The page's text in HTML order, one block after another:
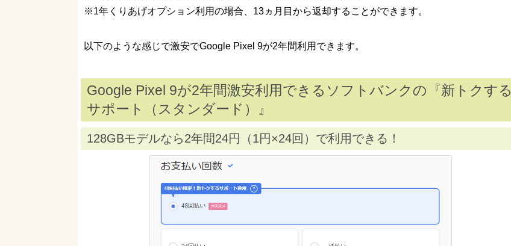
※1年くりあげオプション利用の場合、13ヵ月目から返却することができます。
以下のような感じで激安でGoogle Pixel 9が2年間利用できます。
Google Pixel 9が2年間激安利用できるソフトバンクの『新トクする
サポート（スタンダード）』
128GBモデルなら2年間24円（1円×24回）で利用できる！